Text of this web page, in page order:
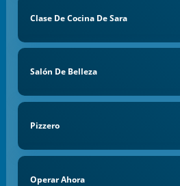
Clase De Cocina De Sara
Salón De Belleza
Pizzero
Operar Ahora